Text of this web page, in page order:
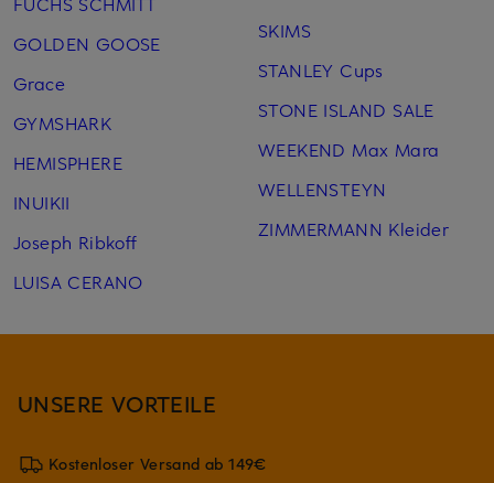
GOLDEN GOOSE
Grace
GYMSHARK
HEMISPHERE
INUIKII
Joseph Ribkoff
LUISA CERANO
SKIMS
STANLEY Cups
STONE ISLAND SALE
WEEKEND Max Mara
WELLENSTEYN
ZIMMERMANN Kleider
UNSERE VORTEILE
Kostenloser Versand ab 149€